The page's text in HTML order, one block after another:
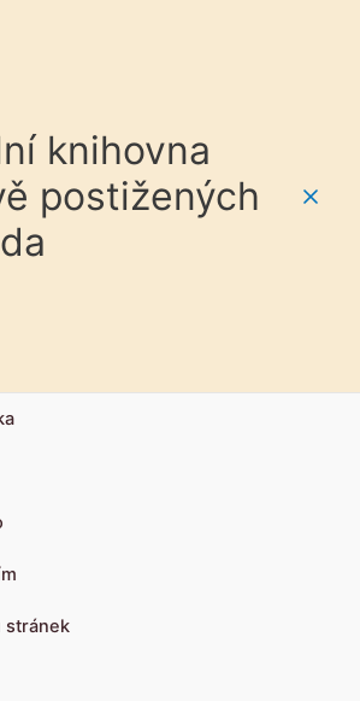
knihovna
postižených
stránek